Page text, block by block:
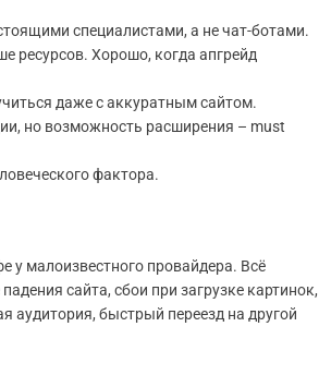
специалистами, а не чат-ботами.
ресурсов. Хорошо, когда апгрейд
даже с аккуратным сайтом.
но возможность расширения – must
фактора.
у малоизвестного провайдера. Всё
сайта, сбои при загрузке картинок,
аудитория, быстрый переезд на другой